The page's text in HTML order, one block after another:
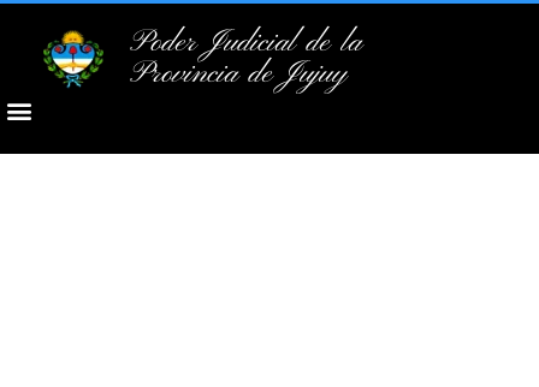
Poder Judicial de la
Provincia de Jujuy